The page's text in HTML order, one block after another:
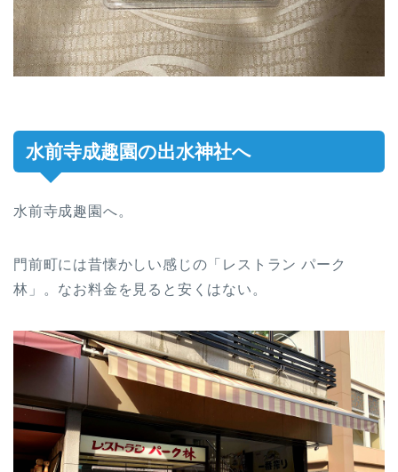
水前寺成趣園の出水神社へ
水前寺成趣園へ。
門前町には昔懐かしい感じの「レストラン パーク
林」。なお料金を見ると安くはない。